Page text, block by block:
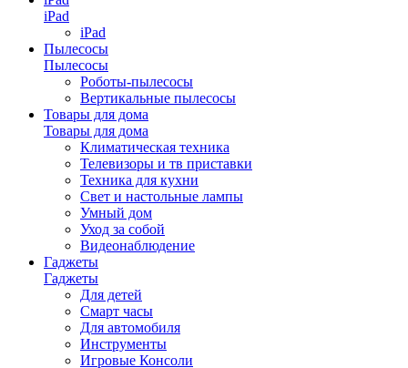
iPad
iPad
Пылесосы
Пылесосы
Роботы-пылесосы
Вертикальные пылесосы
Товары для дома
Товары для дома
Климатическая техника
Телевизоры и тв приставки
Техника для кухни
Свет и настольные лампы
Умный дом
Уход за собой
Видеонаблюдение
Гаджеты
Гаджеты
Для детей
Смарт часы
Для автомобиля
Инструменты
Игровые Консоли